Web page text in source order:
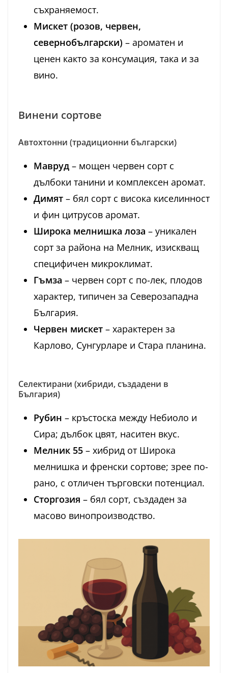
съхраняемост.
Мискет (розов, червен,
севернобългарски) – ароматен и
ценен както за консумация, така и за
вино.
Винени сортове
Автохтонни (традиционни български)
Мавруд – мощен червен сорт с
дълбоки танини и комплексен аромат.
Димят – бял сорт с висока киселинност
и фин цитрусов аромат.
Широка мелнишка лоза – уникален
сорт за района на Мелник, изискващ
специфичен микроклимат.
Гъмза – червен сорт с по-лек, плодов
характер, типичен за Северозападна
България.
Червен мискет – характерен за
Карлово, Сунгурларе и Стара планина.
Селектирани (хибриди, създадени в
България)
Рубин – кръстоска между Небиоло и
Сира; дълбок цвят, наситен вкус.
Мелник 55 – хибрид от Широка
мелнишка и френски сортове; зрее по-
рано, с отличен търговски потенциал.
Сторгозия – бял сорт, създаден за
масово винопроизводство.